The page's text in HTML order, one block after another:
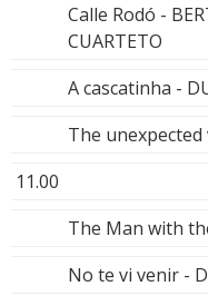
Calle Rodó -
CUARTETO
A cascatinha -
The unexpected
11.00
The Man with
No te vi venir -